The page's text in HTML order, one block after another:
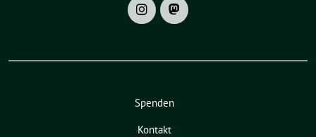
Spenden
Kontakt